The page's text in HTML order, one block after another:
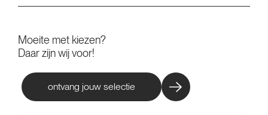
Moeite met kiezen?
Daar zijn wij voor!
ontvang jouw selectie